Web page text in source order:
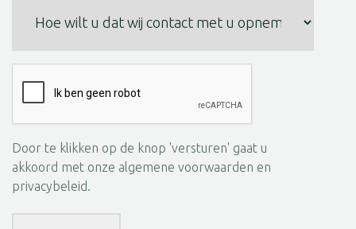
(Vereist)
wij
contact
opnemen?
(Vereist)
Door te klikken op de knop 'versturen' gaat u
akkoord met onze algemene voorwaarden en
privacybeleid.